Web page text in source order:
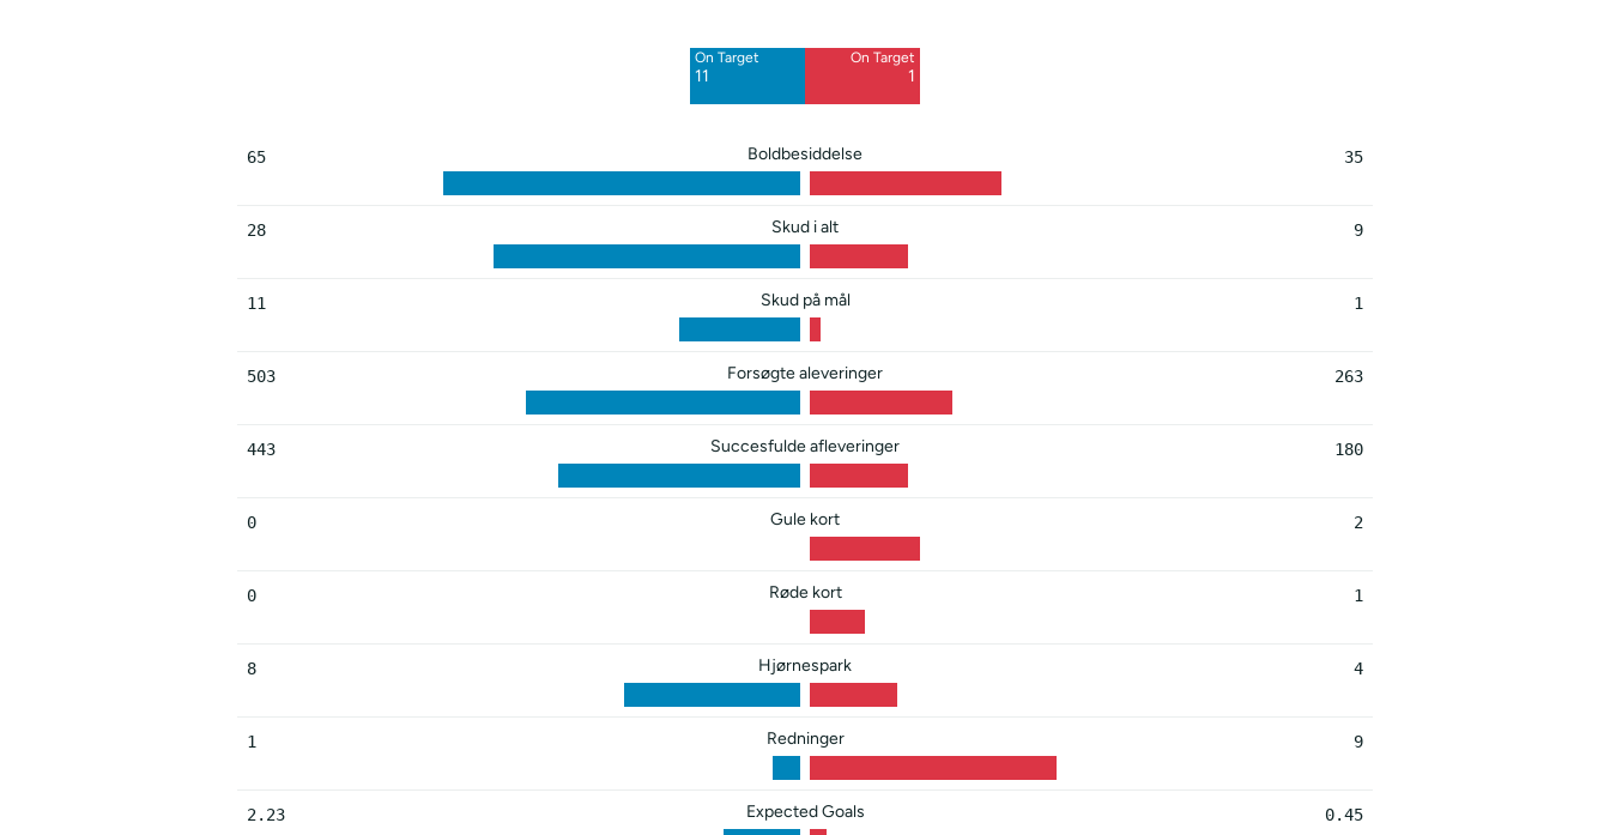
On Target
11
On Target
1
65 Boldbesiddelse 35
28 Skud i alt 9
11 Skud på mål 1
503 Forsøgte aleveringer 263
443 Succesfulde afleveringer 180
0 Gule kort 2
0 Røde kort 1
8 Hjørnespark 4
1 Redninger 9
2.23 Expected Goals 0.45